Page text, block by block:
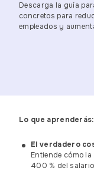
Descarga la guía
concretos para
empleados y
Lo que aprenderás:
El verdadero
Entiende cómo
400 % del